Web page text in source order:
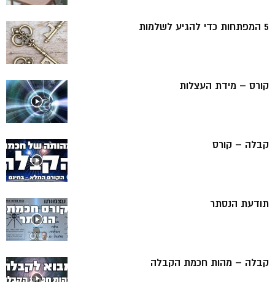
5 המפתחות כדי להגיע לשלמות
קורס – מידת העצלות
קבלה – קורס
תודעת הנסתר
קבלה – מהות חכמת הקבלה